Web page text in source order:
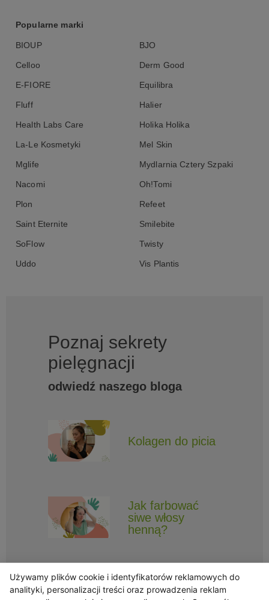
Popularne marki
BIOUP BJO
Celloo Derm Good
E-FIORE Equilibra
Fluff Halier
Health Labs Care Holika Holika
La-Le Kosmetyki Mel Skin
Mglife Mydlarnia Cztery Szpaki
Nacomi Oh!Tomi
Plon Refeet
Saint Eternite Smilebite
SoFlow Twisty
Uddo Vis Plantis
Poznaj sekrety
pielęgnacji
odwiedź naszego bloga
Kolagen do picia
Jak farbować
siwe włosy
henną?
Używamy plików cookie i identyfikatorów reklamowych do
analityki, personalizacji treści oraz prowadzenia reklam